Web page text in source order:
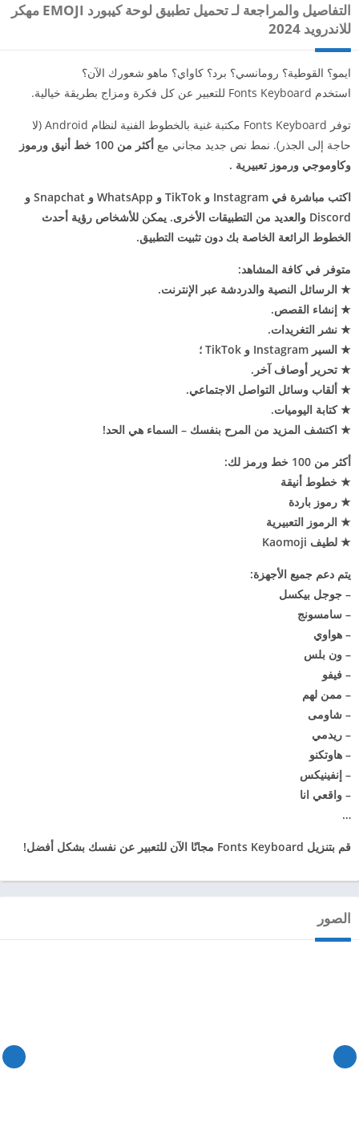
التفاصيل والمراجعة لـ تحميل تطبيق لوحة كيبورد EMOJI مهكر
للاندرويد 2024
ايمو؟ القوطية؟ رومانسي؟ برد؟ كاواي؟ ماهو شعورك الآن؟
استخدم Fonts Keyboard للتعبير عن كل فكرة ومزاج بطريقة خيالية.
توفر Fonts Keyboard مكتبة غنية بالخطوط الفنية لنظام Android (لا
حاجة إلى الجذر). نمط نص جديد مجاني مع
أكثر من 100 خط أنيق ورموز
وكاوموجي ورموز تعبيرية .
اكتب مباشرة في Instagram و TikTok و WhatsApp و Snapchat و
Discord والعديد من التطبيقات الأخرى. يمكن للأشخاص رؤية أحدث
الخطوط الرائعة الخاصة بك دون تثبيت التطبيق.
متوفر في كافة المشاهد:
★ الرسائل النصية والدردشة عبر الإنترنت.
★ إنشاء القصص.
★ نشر التغريدات.
★ السير Instagram و TikTok ؛
★ تحرير أوصاف آخر.
★ ألقاب وسائل التواصل الاجتماعي.
★ كتابة اليوميات.
★ اكتشف المزيد من المرح بنفسك – السماء هي الحد!
أكثر من 100 خط ورمز لك:
★ خطوط أنيقة
★ رموز باردة
★ الرموز التعبيرية
★ لطيف Kaomoji
يتم دعم جميع الأجهزة:
– جوجل بيكسل
– سامسونج
– هواوي
– ون بلس
– فيفو
– ممن لهم
– شاومى
– ريدمي
– هاوتكنو
– إنفينيكس
– واقعي انا
…
قم بتنزيل Fonts Keyboard مجانًا الآن للتعبير عن نفسك بشكل أفضل!
الصور